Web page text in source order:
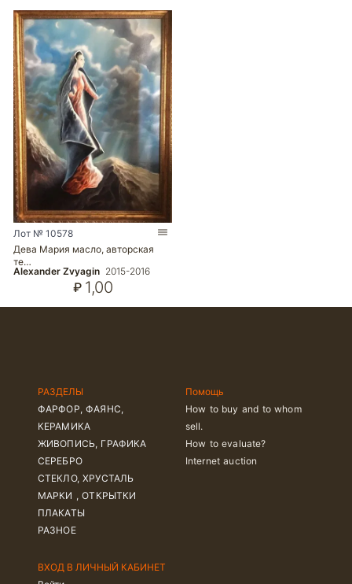
Лот № 10578
Дева Мария масло, авторская
те…
Alexander Zvyagin 2015-2016
₽ 1,00
РАЗДЕЛЫ
ФАРФОР, ФАЯНС,
КЕРАМИКА
ЖИВОПИСЬ, ГРАФИКА
СЕРЕБРО
СТЕКЛО, ХРУСТАЛЬ
МАРКИ , ОТКРЫТКИ
ПЛАКАТЫ
РАЗНОЕ
Помощь
How to buy and to whom
sell.
How to evaluate?
Internet auction
ВХОД В ЛИЧНЫЙ КАБИНЕТ